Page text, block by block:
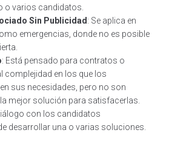
o varios candidatos.
Sin Publicidad : Se aplica en
emergencias, donde no es posible
: Está pensado para contratos o
complejidad en los que los
sus necesidades, pero no son
mejor solución para satisfacerlas.
con los candidatos
desarrollar una o varias soluciones.